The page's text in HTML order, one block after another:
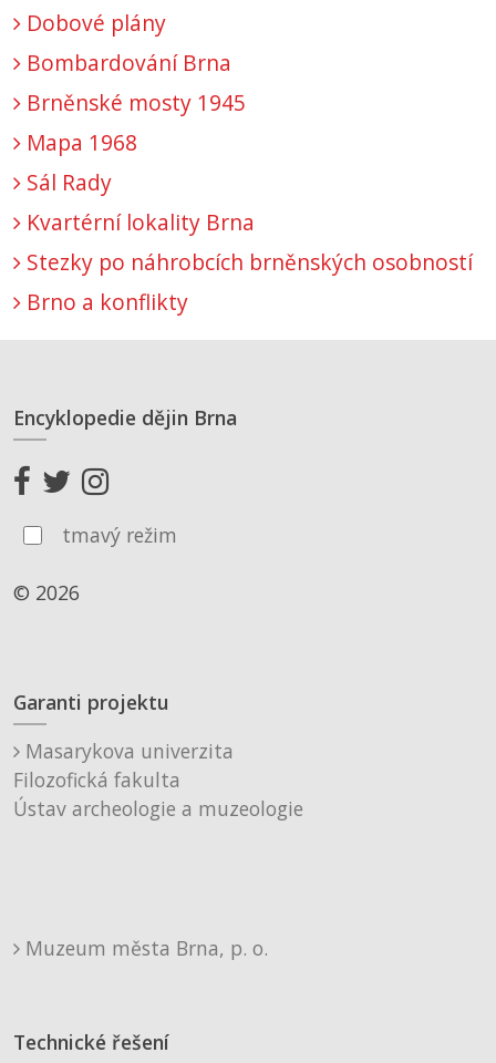
Dobové plány
Bombardování Brna
Brněnské mosty 1945
Mapa 1968
Sál Rady
Kvartérní lokality Brna
Stezky po náhrobcích brněnských osobností
Brno a konflikty
Encyklopedie dějin Brna
tmavý režim
© 2026
Garanti projektu
Masarykova univerzita
Filozofická fakulta
Ústav archeologie a muzeologie
Muzeum města Brna, p. o.
Technické řešení